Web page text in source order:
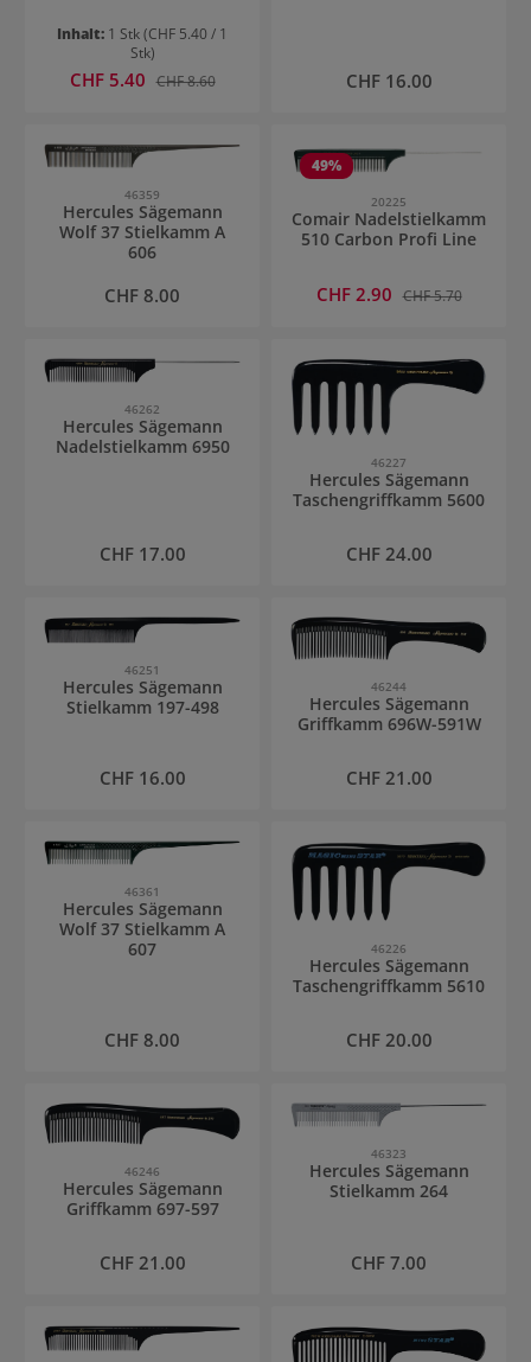
Inhalt: 1 Stk(CHF 5.40 / 1
Stk)
Verkaufspreis:
CHF 5.40 Regulärer Preis:
CHF 8.60 Regulärer Preis:
CHF 16.00
46359
Hercules Sägemann
Wolf 37 Stielkamm A
606
Regulärer Preis:
CHF 8.00
49%
20225
Comair Nadelstielkamm
510 Carbon Profi Line
Verkaufspreis:
CHF 2.90 Regulärer Preis:
CHF 5.70
46262
Hercules Sägemann
Nadelstielkamm 6950
Regulärer Preis:
CHF 17.00
46227
Hercules Sägemann
Taschengriffkamm 5600
Regulärer Preis:
CHF 24.00
46251
Hercules Sägemann
Stielkamm 197-498
Regulärer Preis:
CHF 16.00
46244
Hercules Sägemann
Griffkamm 696W-591W
Regulärer Preis:
CHF 21.00
46361
Hercules Sägemann
Wolf 37 Stielkamm A
607
Regulärer Preis:
CHF 8.00
46226
Hercules Sägemann
Taschengriffkamm 5610
Regulärer Preis:
CHF 20.00
46246
Hercules Sägemann
Griffkamm 697-597
Regulärer Preis:
CHF 21.00
46323
Hercules Sägemann
Stielkamm 264
Regulärer Preis:
CHF 7.00